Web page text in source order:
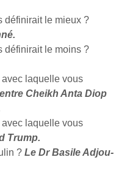
définirait le mieux ?
définirait le moins ?
laquelle vous
Cheikh Anta Diop
laquelle vous
Trump.
? Le Dr Basile Adjou-